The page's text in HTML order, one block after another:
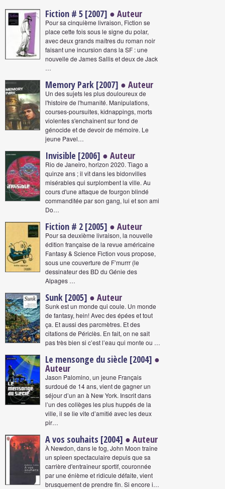
Fiction # 5 [2007] ● Auteur
Pour sa cinquième livraison, Fiction se
place cette fois sous le signe du polar,
avec deux grands maîtres du roman noir
faisant une incursion dans la SF : une
nouvelle de James Sallis et deux de Jack
…
Memory Park [2007] ● Auteur
Un des sujets les plus douloureux de
l'histoire de l'humanité. Manipulations,
courses-poursuites, kidnappings, morts
violentes s'enchaînent sur fond de
génocide et de devoir de mémoire. Le
jeune Pavel…
Invisible [2006] ● Auteur
Rio de Janeiro, horizon 2020. Tiago a
quinze ans ; il vit dans les bidonvilles
misérables qui surplombent la ville. Au
cours d'une attaque de fourgon blindé
commanditée par son gang, lui et son ami
Do…
Fiction # 2 [2005] ● Auteur
Pour sa deuxième livraison, la nouvelle
édition française de la revue américaine
Fantasy & Science Fiction vous propose,
sous une couverture de F’murrr (le
dessinateur des BD du Génie des
Alpages …
Sunk [2005] ● Auteur
Sunk est un monde qui coule. Un monde
de fantasy, hein! Avec des épées et tout
ça. Et aussi des parcmètres. Et des
citations de Périclès. En fait, on ne sait
pas très bien si c’est l’eau qui monte ou …
Le mensonge du siècle [2004] ●
Auteur
Jason Palomino, un jeune Français
surdoué de 14 ans, vient de gagner un
séjour d’un an à New York. Inscrit dans
l’un des collèges les plus huppés de la
ville, il se lie vite d’amitié avec les deux
pir…
A vos souhaits [2004] ● Auteur
À Newdon, dans le fog, John Moon traîne
un spleen spectaculaire depuis que sa
carrière d'entraîneur sportif, couronnée
par une énième et ridicule défaite, vient
brusquement de prendre fin. Si encore i…